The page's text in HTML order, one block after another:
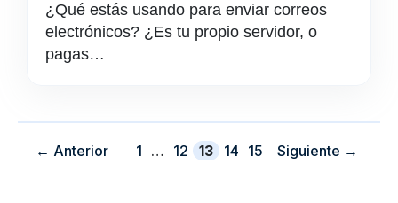
¿Qué estás usando para enviar correos
electrónicos? ¿Es tu propio servidor, o
pagas…
← Anterior Página
1 … Página
12 Página
13 Página
14 Página
15 Siguiente →